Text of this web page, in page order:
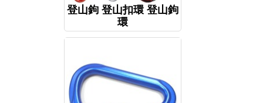
登山鉤 登山扣環 登山鉤
環